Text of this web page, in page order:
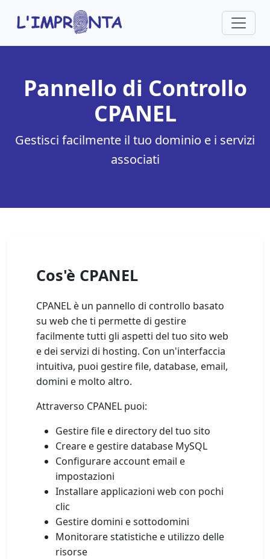
Pannello di Controllo
CPANEL
Gestisci facilmente il tuo dominio e i servizi
associati
Cos'è CPANEL
CPANEL è un pannello di controllo basato
su web che ti permette di gestire
facilmente tutti gli aspetti del tuo sito web
e dei servizi di hosting. Con un'interfaccia
intuitiva, puoi gestire file, database, email,
domini e molto altro.
Attraverso CPANEL puoi:
Gestire file e directory del tuo sito
Creare e gestire database MySQL
Configurare account email e
impostazioni
Installare applicazioni web con pochi
clic
Gestire domini e sottodomini
Monitorare statistiche e utilizzo delle
risorse